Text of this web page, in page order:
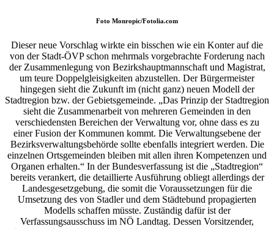
Foto Monropic/Fotolia.com
Dieser neue Vorschlag wirkte ein bisschen wie ein Konter auf die
von der Stadt-ÖVP schon mehrmals vorgebrachte Forderung nach
der Zusammenlegung von Bezirkshauptmannschaft und Magistrat,
um teure Doppelgleisigkeiten abzustellen. Der Bürgermeister
hingegen sieht die Zukunft im (nicht ganz) neuen Modell der
Stadtregion bzw. der Gebietsgemeinde. „Das Prinzip der Stadtregion
sieht die Zusammenarbeit von mehreren Gemeinden in den
verschiedensten Bereichen der Verwaltung vor, ohne dass es zu
einer Fusion der Kommunen kommt. Die Verwaltungsebene der
Bezirksverwaltungsbehörde sollte ebenfalls integriert werden. Die
einzelnen Ortsgemeinden bleiben mit allen ihren Kompetenzen und
Organen erhalten.“ In der Bundesverfassung ist die „Stadtregion“
bereits verankert, die detaillierte Ausführung obliegt allerdings der
Landesgesetzgebung, die somit die Voraussetzungen für die
Umsetzung des von Stadler und dem Städtebund propagierten
Modells schaffen müsste. Zuständig dafür ist der
Verfassungsausschuss im NÖ Landtag. Dessen Vorsitzender,